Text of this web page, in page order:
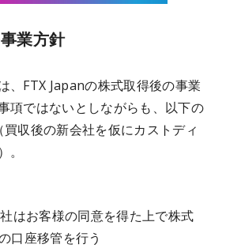
業方針
、FTX Japanの株式取得後の事業
項ではないとしながらも、以下の
収後の新会社を仮にカストディ
はお客様の同意を得た上で株式
口座移管を行う